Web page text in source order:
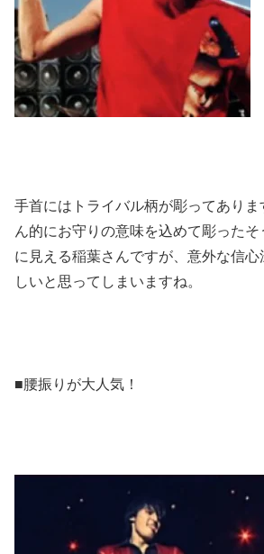
手首にはトライバル柄が彫ってありま
ん的にお守りの意味を込めて彫った
に見える稲葉さんですが、意外な信
しいと思ってしまいますね。
■腰振りが大人気！